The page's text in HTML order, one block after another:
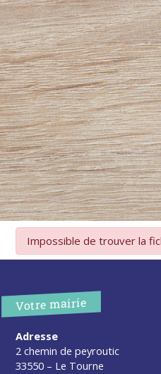
Impossible de trouver la
Votre mairie
Adresse
2 chemin de peyroutic
33550 – Le Tourne